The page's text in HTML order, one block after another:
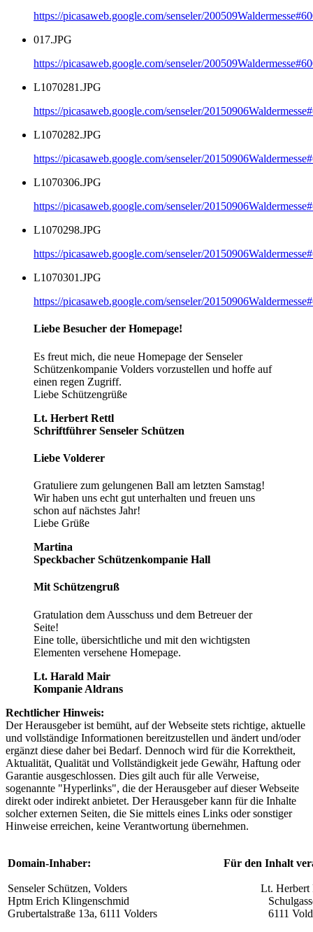
https://picasaweb.google.com/senseler/
017.JPG
https://picasaweb.google.com/senseler/
L1070281.JPG
https://picasaweb.google.com/senseler/
L1070282.JPG
https://picasaweb.google.com/senseler/
L1070306.JPG
https://picasaweb.google.com/senseler/
L1070298.JPG
https://picasaweb.google.com/senseler/
L1070301.JPG
https://picasaweb.google.com/senseler/
Liebe Besucher der Homepage!
Es freut mich, die neue Homepage der Senseler
Schützenkompanie Volders vorzustellen und hoffe auf
einen regen Zugriff.
Liebe Schützengrüße
Lt. Herbert Rettl
Schriftführer Senseler Schützen
Liebe Volderer
Gratuliere zum gelungenen Ball am letzten Samstag!
Wir haben uns echt gut unterhalten und freuen uns
schon auf nächstes Jahr!
Liebe Grüße
Martina
Speckbacher Schützenkompanie Hall
Mit Schützengruß
Gratulation dem Ausschuss und dem Betreuer der
Seite!
Eine tolle, übersichtliche und mit den wichtigsten
Elementen versehene Homepage.
Lt. Harald Mair
Kompanie Aldrans
Rechtlicher Hinweis:
Der Herausgeber ist bemüht, auf der Webseite stets richtige, aktuelle
und vollständige Informationen bereitzustellen und ändert und/oder
ergänzt diese daher bei Bedarf. Dennoch wird für die Korrektheit,
Aktualität, Qualität und Vollständigkeit jede Gewähr, Haftung oder
Garantie ausgeschlossen. Dies gilt auch für alle Verweise,
sogenannte "Hyperlinks", die der Herausgeber auf dieser Webseite
direkt oder indirekt anbietet. Der Herausgeber kann für die Inhalte
solcher externen Seiten, die Sie mittels eines Links oder sonstiger
Hinweise erreichen, keine Verantwortung übernehmen.
Domain-Inhaber:
Senseler Schützen, Volders
Hptm Erich Klingenschmid
Grubertalstraße 13a, 6111 Volders
Für den Inhalt
Lt. Herbert
6111